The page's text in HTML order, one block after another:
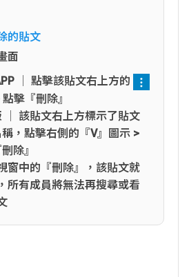
的貼文
面
│ 點擊該貼文右上方的
擊『刪除』
│ 該貼文右上方標示了貼文
，點擊右側的『V』圖示 >
除』
窗中的『刪除』，該貼文就
所有成員將無法再搜尋或看